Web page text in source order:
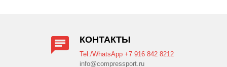
КОНТАКТЫ
Tel:/WhatsApp +7 916 842 8212
info@compressport.ru